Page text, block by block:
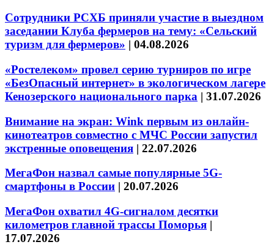
Сотрудники РСХБ приняли участие в выездном
заседании Клуба фермеров на тему: «Сельский
туризм для фермеров» | 04.08.2026
«Ростелеком» провел серию турниров по игре
«БезОпасный интернет» в экологическом лагере
Кенозерского национального парка | 31.07.2026
Внимание на экран: Wink первым из онлайн-
кинотеатров совместно с МЧС России запустил
экстренные оповещения | 22.07.2026
МегаФон назвал самые популярные 5G-
смартфоны в России | 20.07.2026
МегаФон охватил 4G-сигналом десятки
километров главной трассы Поморья |
17.07.2026